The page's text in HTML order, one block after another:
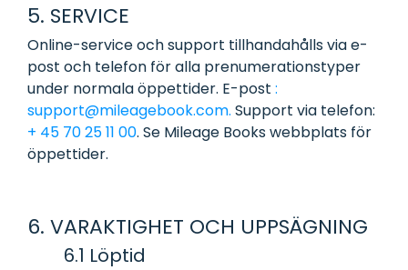
5. SERVICE
Online-service och support tillhandahålls via e-
post och telefon för alla prenumerationstyper
under normala öppettider. E-post :
support@mileagebook.com. Support via telefon:
+ 45 70 25 11 00. Se Mileage Books webbplats för
öppettider.
6. VARAKTIGHET OCH UPPSÄGNING
6.1 Löptid